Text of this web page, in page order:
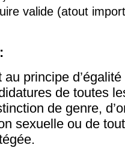
valide (atout
principe
de toutes
de genre,
sexuelle ou de